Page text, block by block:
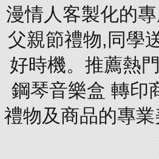
漫情人客製化的
父親節禮物,同學
好時機。推薦熱
鋼琴音樂盒 轉印
禮物及商品的專